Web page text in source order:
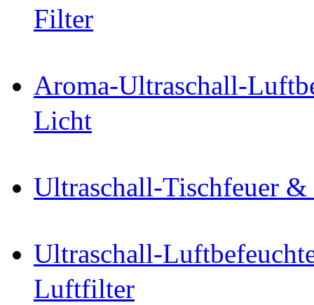
Filter
Aroma-Ultraschall-
Licht
Ultraschall-Tischfeuer
Ultraschall-
Luftfilter